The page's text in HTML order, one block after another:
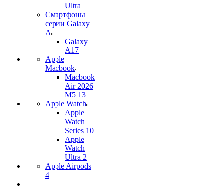
Ultra
Смартфоны
серии Galaxy
A
Galaxy
A17
Apple
Macbook
Macbook
Air 2026
M5 13
Apple Watch
Apple
Watch
Series 10
Apple
Watch
Ultra 2
Apple Airpods
4